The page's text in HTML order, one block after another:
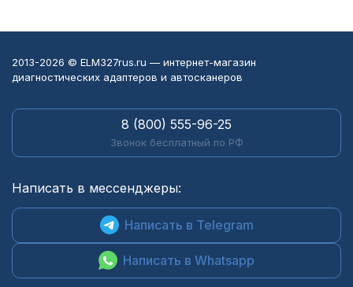
2013-2026 © ELM327rus.ru — интернет-магазин
диагностических адаптеров и автосканеров
8 (800) 555-96-25
Звонок бесплатный по РФ
Написать в мессенджеры:
Написать в Telegram
Написать в Whatsapp